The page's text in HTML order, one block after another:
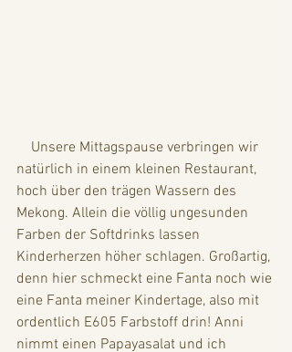
natürlich in einem kleinen Restaurant,
hoch über den trägen Wassern des
Mekong. Allein die völlig ungesunden
Farben der Softdrinks lassen
Kinderherzen höher schlagen. Großartig,
denn hier schmeckt eine Fanta noch wie
eine Fanta meiner Kindertage, also mit
ordentlich E605 Farbstoff drin! Anni
nimmt einen Papayasalat und ich